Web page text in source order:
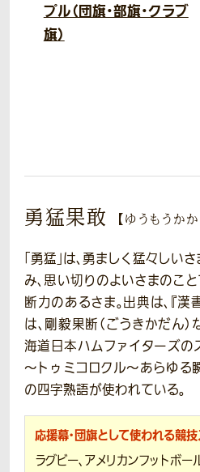
プル（団旗・部旗・クラブ
旗）
勇猛果敢 【ゆうもうかか
「勇猛」は、勇ましく猛々しいさ
み、思い切りのよいさまのこと
断力のあるさま。出典は、『漢
は、剛毅果断（ごうきかだん
海道日本ハムファイターズの
～トゥミコロクル～あらゆる
の四字熟語が使われている。
応援幕・団旗として使われる競
ラグビー、アメリカンフットボー